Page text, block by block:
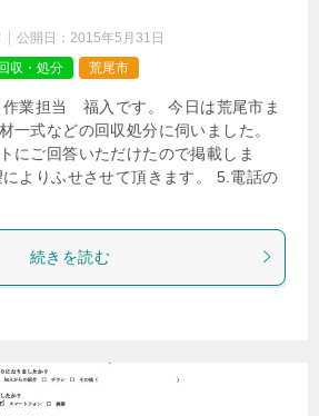
公開日： 2015年5月31日
収・処分 荒尾市
業担当 福入です。 今日は荒尾市ま
一式などの回収処分に伺いました。
にご回答いただけたので掲載しま
よりふせさせて頂きます。 5.電話の
続きを読む